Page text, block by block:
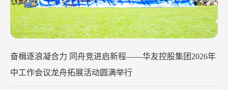
奋楫逐浪凝合力 同舟竞进启新程——华友控股集团2026年
中工作会议龙舟拓展活动圆满举行